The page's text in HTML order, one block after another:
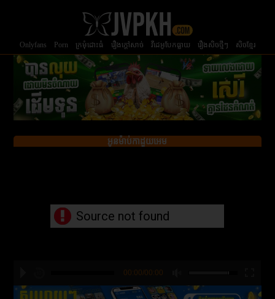
Onlyfans Porn ក្រមំុដោះធំ រឿងក្ដៅសាច់ វីដេអូបែកធ្លាយ រឿងសិចថ្មីៗ សិចខ្មែរ
អូនម៉ាប់កាដួយអេម
hd2880
hd2160
hd2160
hd1440
highres
hd1080
hd720
large
medium
small
tiny
00:00/00:00
Source not found